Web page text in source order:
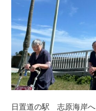
日置道の駅 志原海岸へ